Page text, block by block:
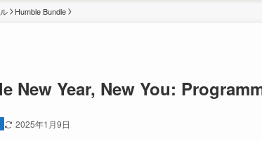
Humble Bundle
New Year, New You:
2025年1月9日